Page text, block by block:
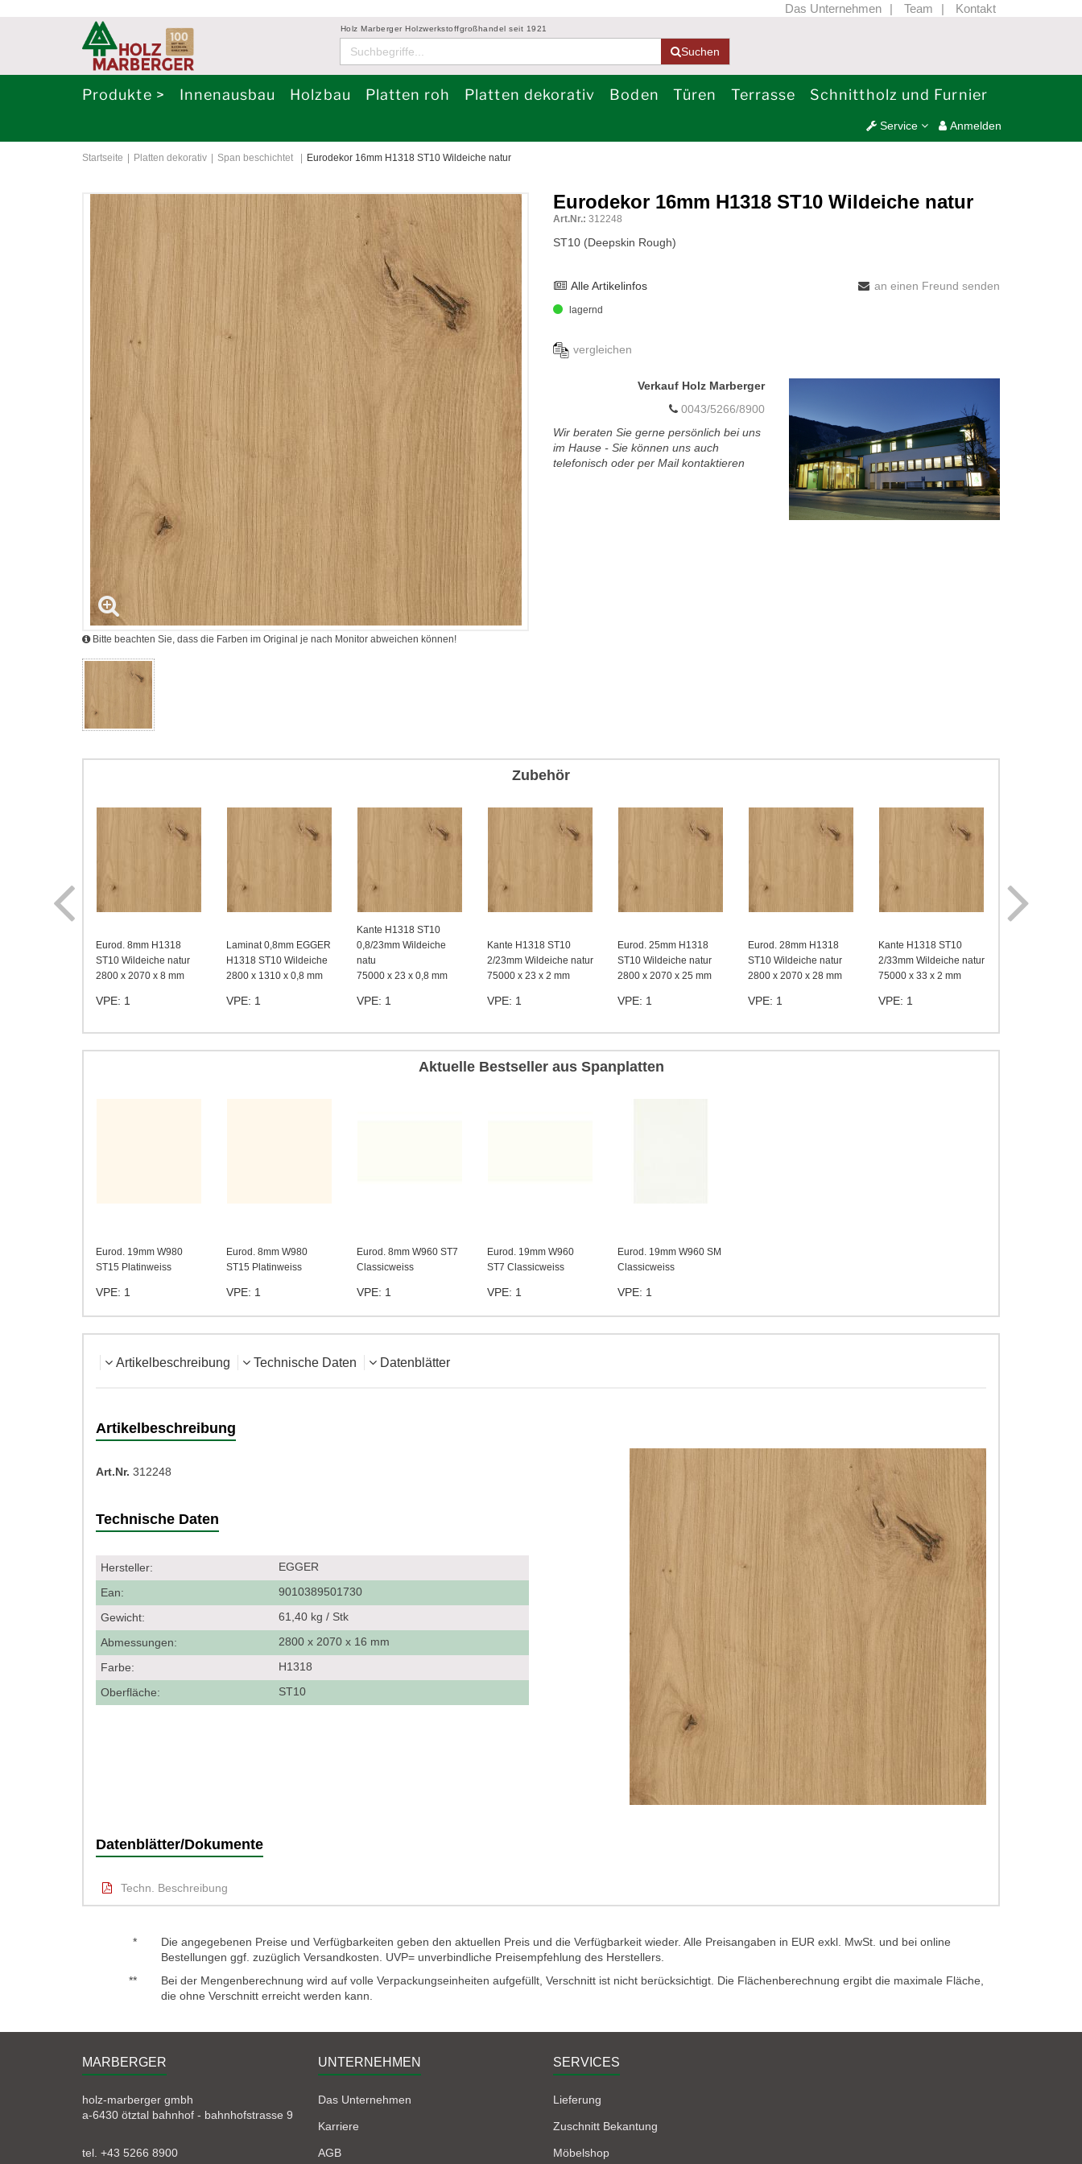
Das Unternehmen Team Kontakt
Holz Marberger Holzwerkstoffgroßhandel seit 1921
Suchen
Produkte > Innenausbau Holzbau Platten roh Platten dekorativ Boden Türen Terrasse Schnittholz und Furnier
Anmelden
Service
Startseite Platten dekorativ Span beschichtet Eurodekor 16mm H1318 ST10 Wildeiche natur
Bitte beachten Sie, dass die Farben im Original je nach Monitor abweichen können!
Eurodekor 16mm H1318 ST10 Wildeiche natur
Art.Nr.: 312248
ST10 (Deepskin Rough)
Alle Artikelinfos an einen Freund senden
lagernd
vergleichen
Verkauf Holz Marberger
0043/5266/8900
Wir beraten Sie gerne persönlich bei uns
im Hause - Sie können uns auch
telefonisch oder per Mail kontaktieren
Zubehör
Eurod. 8mm H1318
ST10 Wildeiche natur
2800 x 2070 x 8 mm
VPE: 1
Laminat 0,8mm EGGER
H1318 ST10 Wildeiche
2800 x 1310 x 0,8 mm
VPE: 1
Kante H1318 ST10
0,8/23mm Wildeiche
natu
75000 x 23 x 0,8 mm
VPE: 1
Kante H1318 ST10
2/23mm Wildeiche natur
75000 x 23 x 2 mm
VPE: 1
Eurod. 25mm H1318
ST10 Wildeiche natur
2800 x 2070 x 25 mm
VPE: 1
Eurod. 28mm H1318
ST10 Wildeiche natur
2800 x 2070 x 28 mm
VPE: 1
Kante H1318 ST10
2/33mm Wildeiche natur
75000 x 33 x 2 mm
VPE: 1
Aktuelle Bestseller aus Spanplatten
Eurod. 19mm W980
ST15 Platinweiss
VPE: 1
Eurod. 8mm W980
ST15 Platinweiss
VPE: 1
Eurod. 8mm W960 ST7
Classicweiss
VPE: 1
Eurod. 19mm W960
ST7 Classicweiss
VPE: 1
Eurod. 19mm W960 SM
Classicweiss
VPE: 1
Artikelbeschreibung Technische Daten Datenblätter
Artikelbeschreibung
Art.Nr. 312248
Technische Daten
Hersteller:
EGGER
Ean:
9010389501730
Gewicht:
61,40 kg / Stk
Abmessungen:
2800 x 2070 x 16 mm
Farbe:
H1318
Oberfläche:
ST10
Datenblätter/Dokumente
Techn. Beschreibung
*
Die angegebenen Preise und Verfügbarkeiten geben den aktuellen Preis und die Verfügbarkeit wieder. Alle Preisangaben in EUR exkl. MwSt. und bei online
Bestellungen ggf. zuzüglich Versandkosten. UVP= unverbindliche Preisempfehlung des Herstellers.
**
Bei der Mengenberechnung wird auf volle Verpackungseinheiten aufgefüllt, Verschnitt ist nicht berücksichtigt. Die Flächenberechnung ergibt die maximale Fläche,
die ohne Verschnitt erreicht werden kann.
MARBERGER
holz-marberger gmbh
a-6430 ötztal bahnhof - bahnhofstrasse 9
tel. +43 5266 8900
UNTERNEHMEN
Das Unternehmen
Karriere
AGB
SERVICES
Lieferung
Zuschnitt Bekantung
Möbelshop